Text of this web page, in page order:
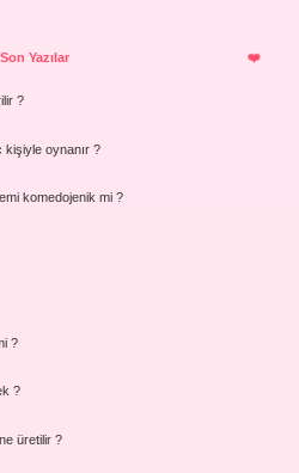
Son Yazılar
?
oynanır ?
komedojenik mi ?
?
?
üretilir ?